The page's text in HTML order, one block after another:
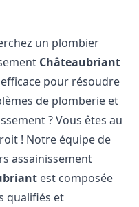
un plombier
Châteaubriant
pour résoudre
de plomberie et
? Vous êtes au
! Notre équipe de
assainissement
est composée
qualifiés et